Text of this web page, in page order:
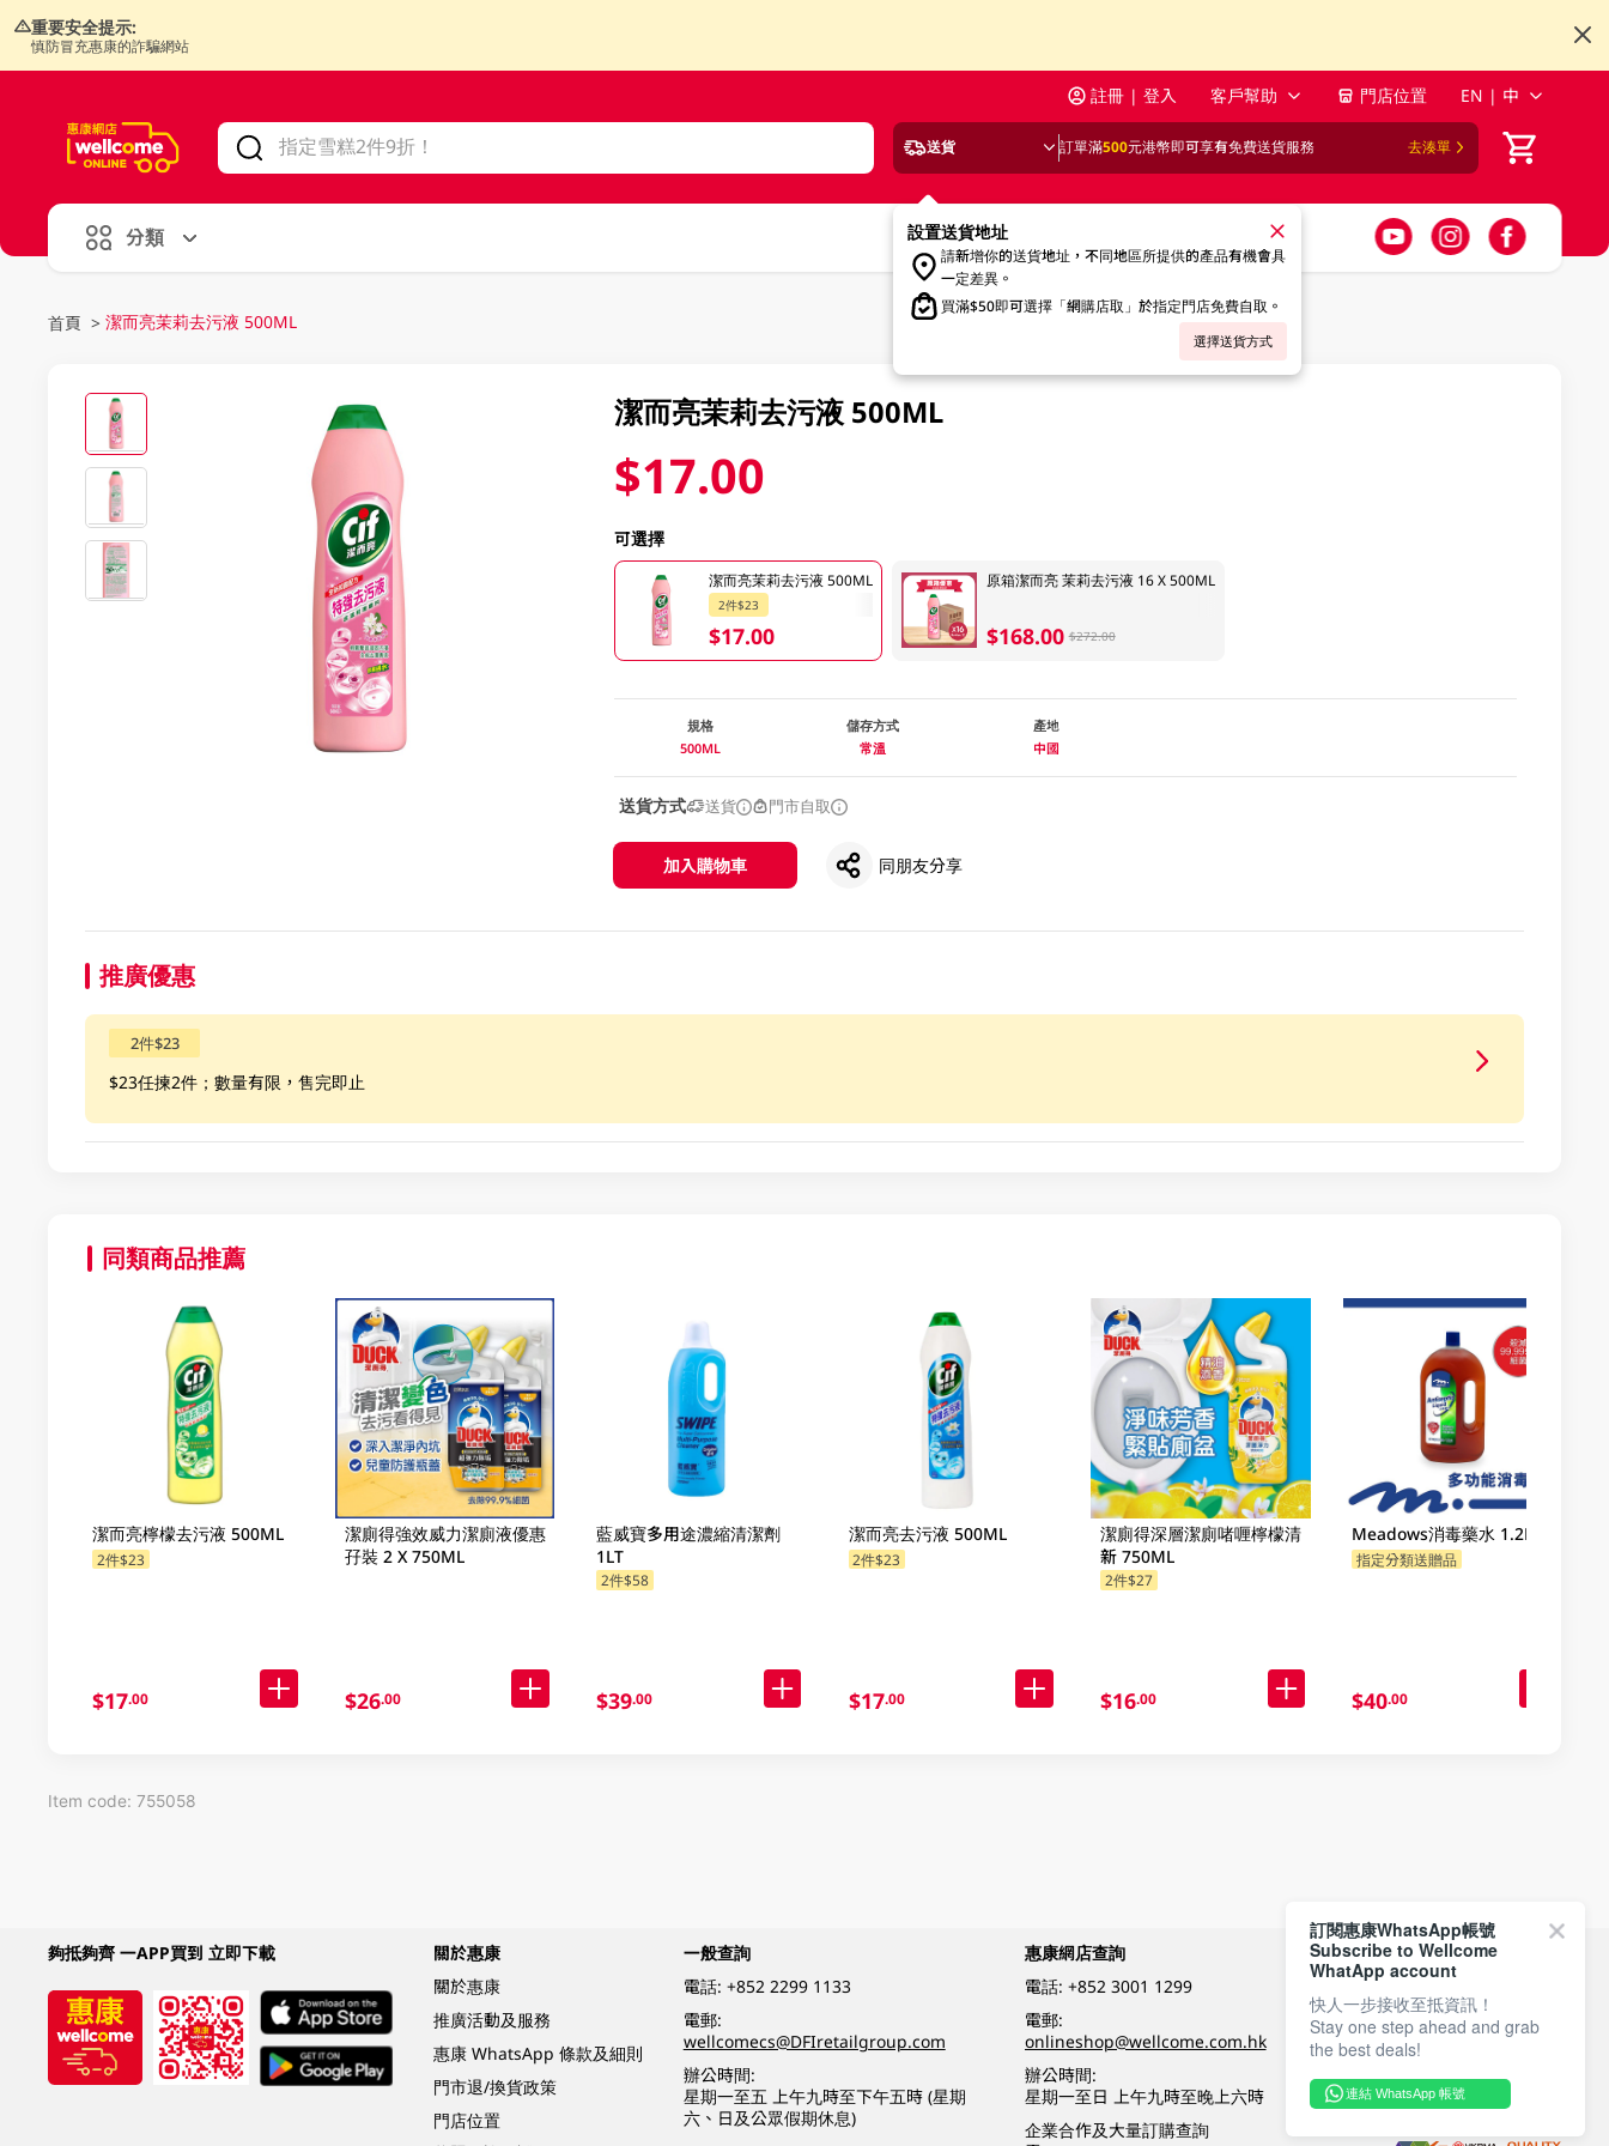
重要安全提示:
慎防冒充惠康的詐騙網站
註冊 | 登入 客戶幫助 門店位置 EN | 中
送貨 訂單滿500元港幣即可享有免費送貨服務 去湊單
設置送貨地址
請新增你的送貨地址，不同地區所提供的產品有機會具
一定差異。
買滿$50即可選擇「網購店取」於指定門店免費自取。
選擇送貨方式
分類
首頁 > 潔而亮茉莉去污液 500ML
潔而亮茉莉去污液 500ML
$17.00
可選擇
潔而亮茉莉去污液 500ML
2件$23
$17.00
原箱潔而亮 茉莉去污液 16 X 500ML
$168.00 $272.00
規格
500ML
儲存方式
常溫
產地
中國
送貨方式 送貨 門市自取
加入購物車 同朋友分享
推廣優惠
2件$23
$23任揀2件；數量有限，售完即止
同類商品推薦
潔而亮檸檬去污液 500ML
2件$23
$17.00
潔廁得強效威力潔廁液優惠
孖裝 2 X 750ML
$26.00
藍威寶多用途濃縮清潔劑
1LT
2件$58
$39.00
潔而亮去污液 500ML
2件$23
$17.00
潔廁得深層潔廁啫喱檸檬清
新 750ML
2件$27
$16.00
Meadows消毒藥水 1.2LT
指定分類送贈品
$40.00
Item code: 755058
夠抵夠齊 一APP買到 立即下載
關於惠康
關於惠康
推廣活動及服務
惠康 WhatsApp 條款及細則
門市退/換貨政策
門店位置
一般查詢
電話: +852 2299 1133
電郵:
wellcomecs@DFIretailgroup.com
辦公時間:
星期一至五 上午九時至下午五時 (星期
六、日及公眾假期休息)
惠康網店查詢
電話: +852 3001 1299
電郵:
onlineshop@wellcome.com.hk
辦公時間:
星期一至日 上午九時至晚上六時
企業合作及大量訂購查詢
付款方式
關注我們
訂閱惠康WhatsApp帳號
Subscribe to Wellcome
WhatApp account
快人一步接收至抵資訊！
Stay one step ahead and grab
the best deals!
連結 WhatsApp 帳號